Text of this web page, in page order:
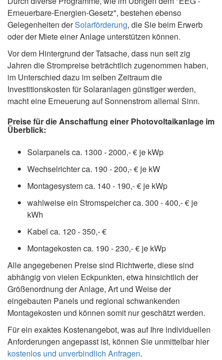
Erneuerbare-Energien-Gesetz", bestehen ebenso
Gelegenheiten derSolarförderung, die Sie beim Erwerb
oder der Miete einer Anlage unterstützen können.
Vor dem Hintergrund der Tatsache, dass nun seit zig
Jahren die Strompreise beträchtlich zugenommen haben,
im Unterschied dazu im selben Zeitraum die
Investitionskosten für Solaranlagen günstiger werden,
macht eine Erneuerung auf Sonnenstrom allemal Sinn.
Preise für die Anschaffung einer Photovoltaikanlage im
Überblick:
Solarpanels ca. 1300 - 2000,- € je kWp
Wechselrichter ca. 190 - 200,- € je kW
Montagesystem ca. 140 - 190,- € je kWp
wahlweise ein Stromspeicher ca. 300 - 400,- € je
kWh
Kabel ca. 120 - 350,- €
Montagekosten ca. 190 - 230,- € je kWp
Alle angegebenen Preise sind Richtwerte, diese sind
abhängig von vielen Eckpunkten, etwa hinsichtlich der
Größenordnung der Anlage, Art und Weise der
eingebauten Panels und regional schwankenden
Montagekosten und können somit nur geschätzt werden.
Für ein exaktes Kostenangebot, was auf Ihre individuellen
Anforderungen angepasst ist, können Sie unmittelbar hier
kostenlos und unverbindlich Anfragen.